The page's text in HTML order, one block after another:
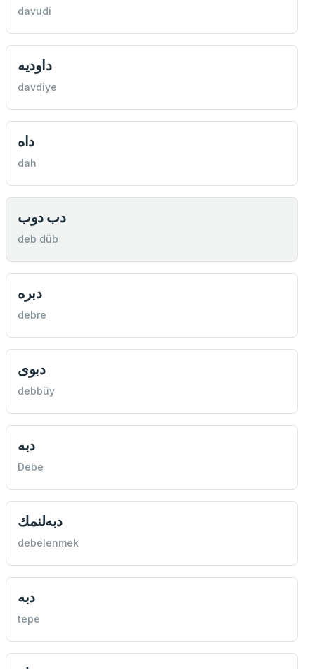
davudi
داوديه
davdiye
داه
dah
دب دوب
deb düb
دبره
debre
دبوی
debbüy
دبه
Debe
دبه‌لنمك
debelenmek
دبه
tepe